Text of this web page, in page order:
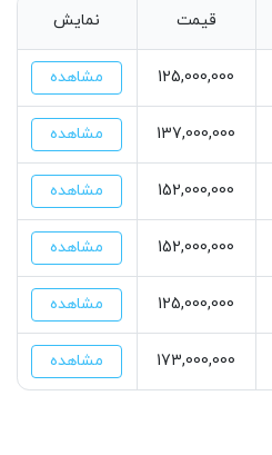
قیمت نمایش
125,000,000 مشاهده
137,000,000 مشاهده
152,000,000 مشاهده
152,000,000 مشاهده
125,000,000 مشاهده
173,000,000 مشاهده